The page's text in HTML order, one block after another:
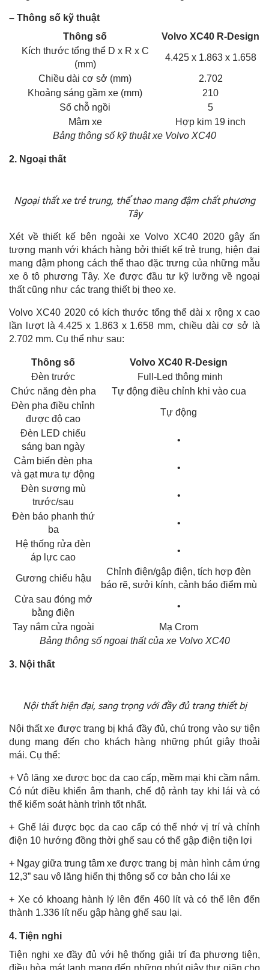
– Thông số kỹ thuật
Thông số
Volvo XC40 R-Design
Kích thước tổng thể D x R x C
(mm)
4.425 x 1.863 x 1.658
Chiều dài cơ sở (mm)
2.702
Khoảng sáng gầm xe (mm)
210
Số chỗ ngồi
5
Mâm xe
Hợp kim 19 inch
Bảng thông số kỹ thuật xe Volvo XC40
2. Ngoại thất
Ngoại thất xe trẻ trung, thể thao mang đậm chất phương
Tây
Xét về thiết kế bên ngoài xe Volvo XC40 2020 gây ấn
tượng mạnh với khách hàng bởi thiết kế trẻ trung, hiện đại
mang đậm phong cách thể thao đặc trưng của những mẫu
xe ô tô phương Tây. Xe được đầu tư kỹ lưỡng về ngoại
thất cũng như các trang thiết bị theo xe.
Volvo XC40 2020 có kích thước tổng thể dài x rộng x cao
lần lượt là 4.425 x 1.863 x 1.658 mm, chiều dài cơ sở là
2.702 mm. Cụ thể như sau:
Thông số
Volvo XC40 R-Design
Đèn trước
Full-Led thông minh
Chức năng đèn pha
Tự động điều chỉnh khi vào cua
Đèn pha điều chỉnh
được độ cao
Tự động
Đèn LED chiếu
sáng ban ngày
•
Cảm biến đèn pha
và gạt mưa tự động
•
Đèn sương mù
trước/sau
•
Đèn báo phanh thứ
ba
•
Hệ thống rửa đèn
áp lực cao
•
Gương chiếu hậu
Chỉnh điện/gập điện, tích hợp đèn
báo rẽ, sưởi kính, cảnh báo điểm mù
Cửa sau đóng mở
bằng điện
•
Tay nắm cửa ngoài
Mạ Crom
Bảng thông số ngoại thất của xe Volvo XC40
3. Nội thất
Nội thất hiện đại, sang trọng với đầy đủ trang thiết bị
Nội thất xe được trang bị khá đầy đủ, chú trọng vào sự tiện
dụng mang đến cho khách hàng những phút giây thoải
mái. Cụ thể:
+ Vô lăng xe được bọc da cao cấp, mềm mại khi cầm nắm.
Có nút điều khiển âm thanh, chế độ rảnh tay khi lái và có
thể kiểm soát hành trình tốt nhất.
+ Ghế lái được bọc da cao cấp có thể nhớ vị trí và chỉnh
điện 10 hướng đồng thời ghế sau có thể gập điện tiện lợi
+ Ngay giữa trung tâm xe được trang bị màn hình cảm ứng
12,3” sau vô lăng hiển thị thông số cơ bản cho lái xe
+ Xe có khoang hành lý lên đến 460 lít và có thể lên đến
thành 1.336 lít nếu gập hàng ghế sau lại.
4. Tiện nghi
Tiện nghi xe đầy đủ với hệ thống giải trí đa phương tiện,
điều hòa mát lạnh mang đến những phút giây thư giãn cho